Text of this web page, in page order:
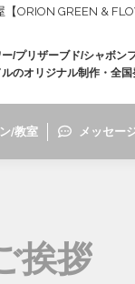
ORION GREEN &
/プリザーブド/シャボン
のオリジナル制作・全国
/教室 メッセー
挨拶